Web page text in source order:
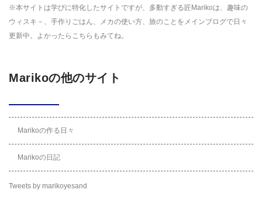
※本サイトは学びに特化したサイトですが、多動すぎる匠Marikoは、趣味の
ウィスキ－、手作りごはん、メカの使い方、旅のことをメインブログで日々
更新中。よかったら こちら もみてね。
Marikoの他のサイト
Marikoの作る日々
Marikoの日記
Tweets by marikoyesand